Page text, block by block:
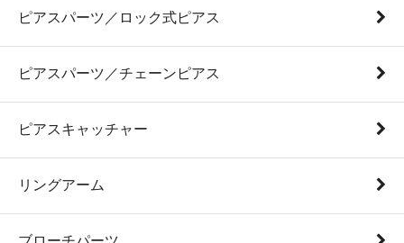
ピアスパーツ／ロック式ピアス
ピアスパーツ／チェーンピアス
ピアスキャッチャー
リングアーム